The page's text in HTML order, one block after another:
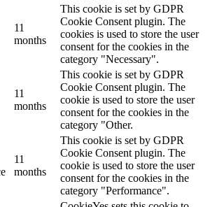
11
months
This cookie is set by GDPR
Cookie Consent plugin. The
cookies is used to store the user
consent for the cookies in the
category "Necessary".
11
months
This cookie is set by GDPR
Cookie Consent plugin. The
cookie is used to store the user
consent for the cookies in the
category "Other.
11
months
This cookie is set by GDPR
Cookie Consent plugin. The
cookie is used to store the user
consent for the cookies in the
category "Performance".